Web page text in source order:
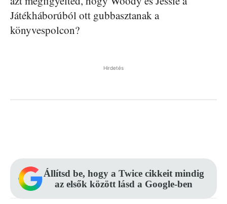
Játékháborúból ott gubbasztanak a
könyvespolcon?
Hirdetés
Állítsd be, hogy a Twice cikkeit mindig
az elsők között lásd a Google-ben